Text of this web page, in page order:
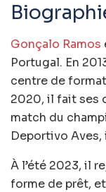
Gonçalo Ramos
Portugal. En
centre de
2020, il fait ses
match du
Deportivo
À l’été 2023, il
forme de prêt,